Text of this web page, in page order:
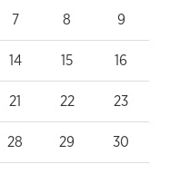
7 8 9
14 15 16
21 22 23
28 29 30